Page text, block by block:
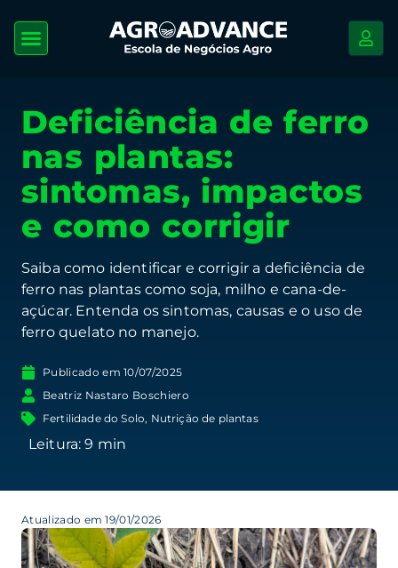
Deficiência de ferro
nas plantas:
sintomas, impactos
e como corrigir
Saiba como identificar e corrigir a deficiência de
ferro nas plantas como soja, milho e cana-de-
açúcar. Entenda os sintomas, causas e o uso de
ferro quelato no manejo.
Publicado em 10/07/2025
Beatriz Nastaro Boschiero
Fertilidade do Solo, Nutrição de plantas
Atualizado em 19/01/2026